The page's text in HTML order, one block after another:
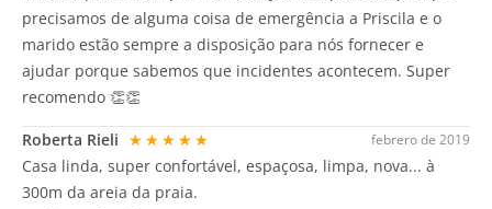
precisamos de alguma coisa de emergência a Priscila e o
marido estão sempre a disposição para nós fornecer e
ajudar porque sabemos que incidentes acontecem. Super
recomendo 👏👏
febrero de 2019
Roberta Rieli ★★★★★
Casa linda, super confortável, espaçosa, limpa, nova... à
300m da areia da praia.